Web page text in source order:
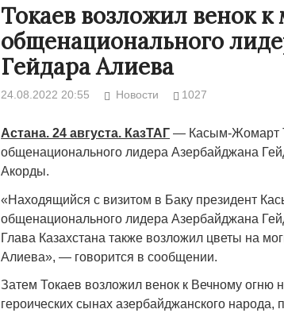
Токаев возложил венок к
общенационального
Гейдара Алиева
24.08.2022 20:55 Новости 1027
Астана. 24 августа. КазТАГ — Касым-Жомарт
общенационального лидера Азербайджана
Акорды.
«Находящийся с визитом в Баку президент
общенационального лидера Азербайджана
Глава Казахстана также возложил цветы на
Алиева», — говорится в сообщении.
Затем Токаев возложил венок к Вечному
героических сынах азербайджанского
17.10.2024 17:00